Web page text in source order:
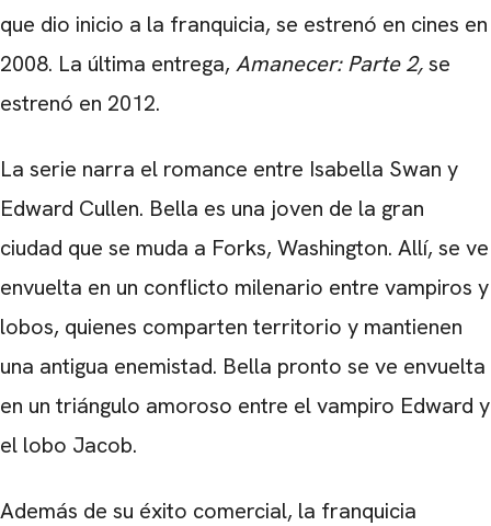
que dio inicio a la franquicia, se estrenó en cines en
2008. La última entrega, Amanecer: Parte 2,se
estrenó en 2012.
La serie narra el romance entre Isabella Swan y
Edward Cullen. Bella es una joven de la gran
ciudad que se muda a Forks, Washington. Allí, se ve
envuelta en un conflicto milenario entre vampiros y
lobos, quienes comparten territorio y mantienen
una antigua enemistad. Bella pronto se ve envuelta
en un triángulo amoroso entre el vampiro Edward y
el lobo Jacob.
Además de su éxito comercial, la franquicia